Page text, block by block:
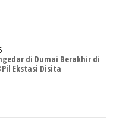
di Dumai Berakhir di
Ekstasi Disita